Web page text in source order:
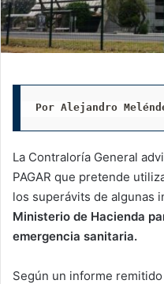
Por Alejandro
La Contraloría General
PAGAR que pretende
los superávits de algunas
Ministerio de Hacienda
emergencia sanitaria.
Según un informe